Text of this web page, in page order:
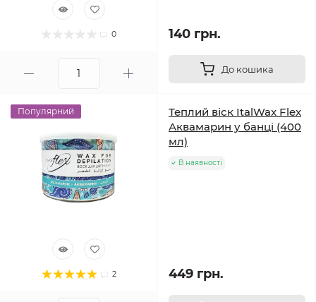
0 140 грн.
До кошика
Популярний
2
Теплий віск ItalWax Flex
Аквамарин у банці (400
мл)
В наявності
449 грн.